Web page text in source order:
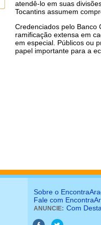
atendê-lo em suas
Tocantins assumem
Credenciados pelo Banco
ramificação extensa em
em especial. Públicos ou
papel importante para a
Sobre o
Fale com
ANUNCIE: Com